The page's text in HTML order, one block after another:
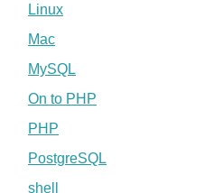
Linux
Mac
MySQL
On to PHP
PHP
PostgreSQL
shell